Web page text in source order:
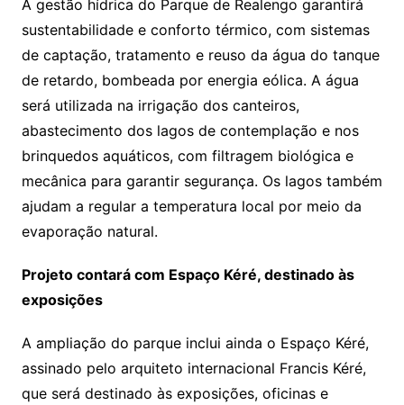
A gestão hídrica do Parque de Realengo garantirá
sustentabilidade e conforto térmico, com sistemas
de captação, tratamento e reuso da água do tanque
de retardo, bombeada por energia eólica. A água
será utilizada na irrigação dos canteiros,
abastecimento dos lagos de contemplação e nos
brinquedos aquáticos, com filtragem biológica e
mecânica para garantir segurança. Os lagos também
ajudam a regular a temperatura local por meio da
evaporação natural.
Projeto contará com Espaço Kéré, destinado às
exposições
A ampliação do parque inclui ainda o Espaço Kéré,
assinado pelo arquiteto internacional Francis Kéré,
que será destinado às exposições, oficinas e